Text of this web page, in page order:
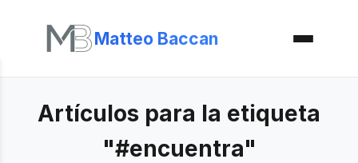
Matteo Baccan
Artículos para la etiqueta
"#encuentra"